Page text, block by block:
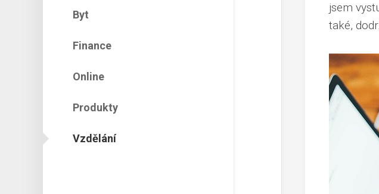
Byt
Finance
Online
Produkty
Vzdělání
jsem
také,